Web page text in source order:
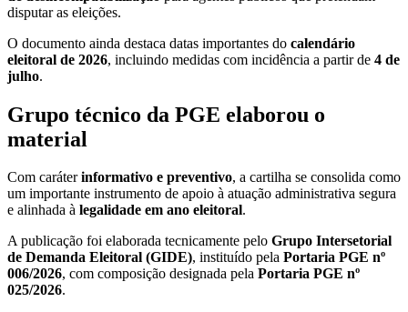
disputar as eleições.
O documento ainda destaca datas importantes do calendário
eleitoral de 2026, incluindo medidas com incidência a partir de 4 de
julho.
Grupo técnico da PGE elaborou o
material
Com caráterinformativo e preventivo, a cartilha se consolida como
um importante instrumento de apoio à atuação administrativa segura
e alinhada à legalidade em ano eleitoral.
A publicação foi elaborada tecnicamente pelo Grupo Intersetorial
de Demanda Eleitoral (GIDE), instituído pela Portaria PGE nº
006/2026, com composição designada pela Portaria PGE nº
025/2026.